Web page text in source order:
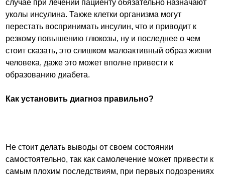
случае при лечении пациенту обязательно назначают
уколы инсулина. Также клетки организма могут
перестать воспринимать инсулин, что и приводит к
резкому повышению глюкозы, ну и последнее о чем
стоит сказать, это слишком малоактивный образ жизни
человека, даже это может вполне привести к
образованию диабета.
Как установить диагноз правильно?
Не стоит делать выводы от своем состоянии
самостоятельно, так как самолечение может привести к
самым плохим последствиям, при первых подозрениях